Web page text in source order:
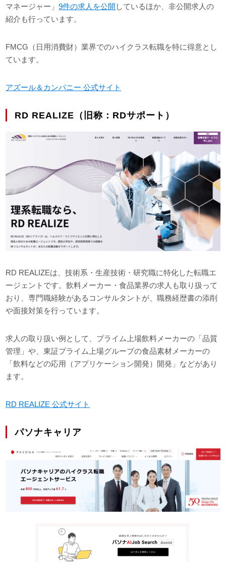
マネージャー」9件の求人を公開 しているほか、非公開求人の
紹介も行っています。
FMCG（日用消費財）業界でのハイクラス転職を特に得意とし
ています。
アズール＆カンパニー 公式サイト
RD REALIZE（旧称：RDサポート）
RD REALIZEは、技術系・生産技術・研究職に特化した転職エ
ージェントです。飲料メーカー・食品業界の求人も取り扱って
おり、専門職経験があるコンサルタントが、職務経歴書の添削
や面接対策を行っています。
求人の取り扱い例として、プライム上場飲料メーカーの「品質
管理」や、東証プライム上場グループの食品素材メーカーの
「飲料などの応用（アプリケーション開発）開発」などがあり
ます。
RD REALIZE 公式サイト
パソナキャリア